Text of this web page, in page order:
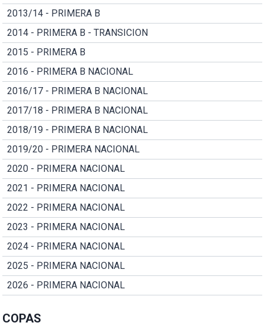
2013/14 - PRIMERA B
2014 - PRIMERA B - TRANSICION
2015 - PRIMERA B
2016 - PRIMERA B NACIONAL
2016/17 - PRIMERA B NACIONAL
2017/18 - PRIMERA B NACIONAL
2018/19 - PRIMERA B NACIONAL
2019/20 - PRIMERA NACIONAL
2020 - PRIMERA NACIONAL
2021 - PRIMERA NACIONAL
2022 - PRIMERA NACIONAL
2023 - PRIMERA NACIONAL
2024 - PRIMERA NACIONAL
2025 - PRIMERA NACIONAL
2026 - PRIMERA NACIONAL
COPAS